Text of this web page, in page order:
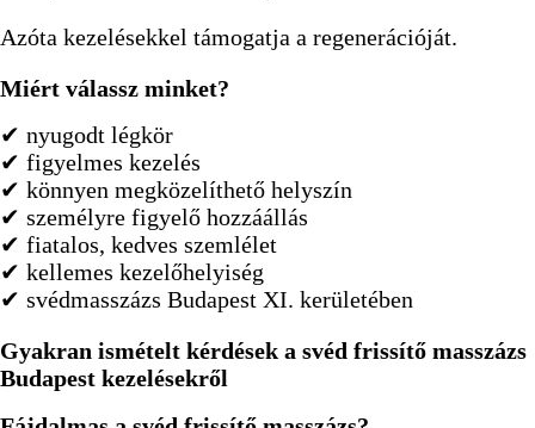
Azóta kezelésekkel támogatja a regenerációját.
Miért válassz minket?
✔ nyugodt légkör
✔ figyelmes kezelés
✔ könnyen megközelíthető helyszín
✔ személyre figyelő hozzáállás
✔ fiatalos, kedves szemlélet
✔ kellemes kezelőhelyiség
✔ svédmasszázs Budapest XI. kerületében
Gyakran ismételt kérdések a svéd frissítő masszázs
Budapest kezelésekről